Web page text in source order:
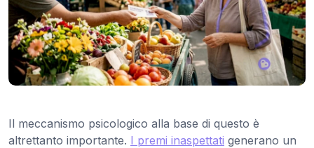
Il meccanismo psicologico alla base di questo è
altrettanto importante. I premi inaspettati generano un